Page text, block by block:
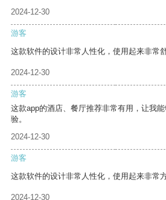
2024-12-30
游客
这款软件的设计非常人性化，使用起来非常舒
2024-12-30
游客
这款app的酒店、餐厅推荐非常有用，让我
验。
2024-12-30
游客
这款软件的设计非常人性化，使用起来非常方
2024-12-30